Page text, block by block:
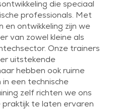
die speciaal
professionals. Met
ontwikkeling zijn we
van zowel kleine als
Onze trainers
uitstekende
hebben ook ruime
een technische
zelf richten we ons
te laten ervaren